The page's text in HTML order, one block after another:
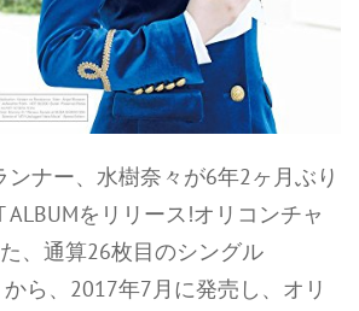
ンナー、水樹奈々が6年2ヶ月ぶり
ALBUMをリリース!オリコンチャ
、通算26枚目のシングル
から、2017年7月に発売し、オリ